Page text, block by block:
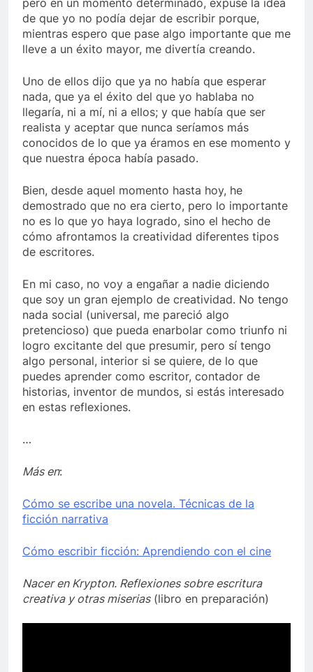
pero en un momento determinado, expuse la idea
de que yo no podía dejar de escribir porque,
mientras espero que pase algo importante que me
lleve a un éxito mayor, me divertía creando.
Uno de ellos dijo que ya no había que esperar
nada, que ya el éxito del que yo hablaba no
llegaría, ni a mí, ni a ellos; y que había que ser
realista y aceptar que nunca seríamos más
conocidos de lo que ya éramos en ese momento y
que nuestra época había pasado.
Bien, desde aquel momento hasta hoy, he
demostrado que no era cierto, pero lo importante
no es lo que yo haya logrado, sino el hecho de
cómo afrontamos la creatividad diferentes tipos
de escritores.
En mi caso, no voy a engañar a nadie diciendo
que soy un gran ejemplo de creatividad. No tengo
nada social (universal, me pareció algo
pretencioso) que pueda enarbolar como triunfo ni
logro excitante del que presumir, pero sí tengo
algo personal, interior si se quiere, de lo que
puedes aprender como escritor, contador de
historias, inventor de mundos, si estás interesado
en estas reflexiones.
…
Más en:
Cómo se escribe una novela. Técnicas de la
ficción narrativa
Cómo escribir ficción: Aprendiendo con el cine
Nacer en Krypton. Reflexiones sobre escritura
creativa y otras miserias(libro en preparación)